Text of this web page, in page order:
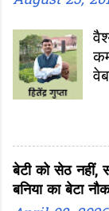
बेटी को सेठ नहीं,
बनिया का बेटा